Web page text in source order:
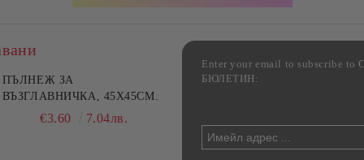
за възглавница ,
100% памук,
цветове по избор
€4.00 7.82лв.
Комплект за алкохолни
ПЪЛНЕЖ ЗА
ВЪЗГЛАВНИЧКА, 45X45СМ.
€3.60 7.04лв.
Enter your email to subscribe
БЮЛЕТИН: